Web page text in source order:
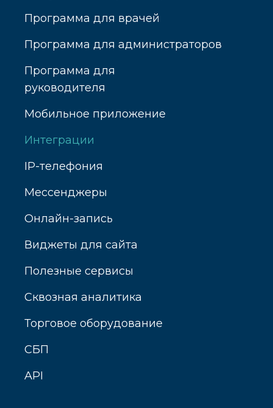
Программа для врачей
Программа для администраторов
Программа для
руководителя
Мобильное приложение
Интеграции
IP-телефония
Мессенджеры
Онлайн-запись
Виджеты для сайта
Полезные сервисы
Сквозная аналитика
Торговое оборудование
СБП
API